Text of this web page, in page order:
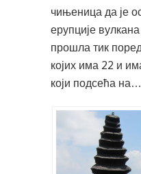
чињеница да је
ерупције
прошла тик
којих има 22 и
који подсећа